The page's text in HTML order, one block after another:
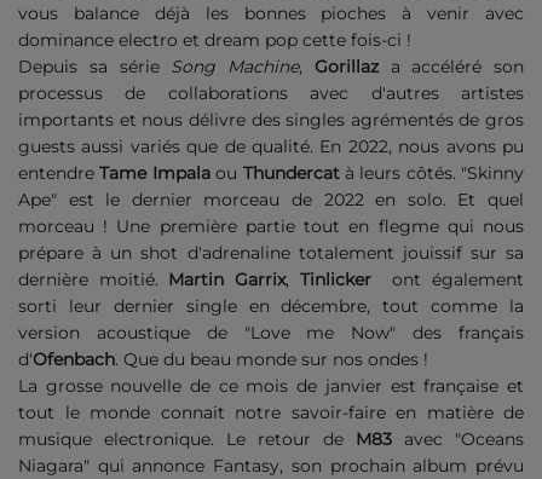
vous balance déjà les bonnes pioches à venir avec
dominance electro et dream pop cette fois-ci !
Depuis sa série Song Machine, Gorillaza accéléré son
processus de collaborations avec d'autres artistes
importants et nous délivre des singles agrémentés de gros
guests aussi variés que de qualité. En 2022, nous avons pu
entendreTame Impalaou Thundercatà leurs côtés. "Skinny
Ape" est le dernier morceau de 2022 en solo. Et quel
morceau ! Une première partie tout en flegme qui nous
prépare à un shot d'adrenaline totalement jouissif sur sa
dernière moitié. Martin Garrix, Tinlickeront également
sorti leur dernier single en décembre, tout comme la
version acoustique de "Love me Now" des français
d'Ofenbach. Que du beau monde sur nos ondes !
La grosse nouvelle de ce mois de janvier est française et
tout le monde connait notre savoir-faire en matière de
musique electronique. Le retour de M83 avec "Oceans
Niagara" qui annonce Fantasy, son prochain album prévu